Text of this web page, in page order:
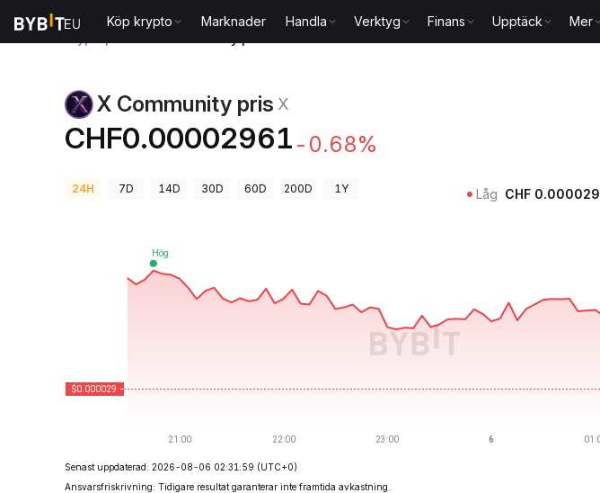
Köp krypto Marknader Handla Verktyg Finans Upptäck Mer
X Community pris X
CHF0.00002961 -0.68%
24H 7D 14D 30D 60D 200D 1Y Låg CHF 0.000029
Senast uppdaterad: 2026-08-06 02:31:59 (UTC+0)
Ansvarsfriskrivning: Tidigare resultat garanterar inte framtida avkastning.